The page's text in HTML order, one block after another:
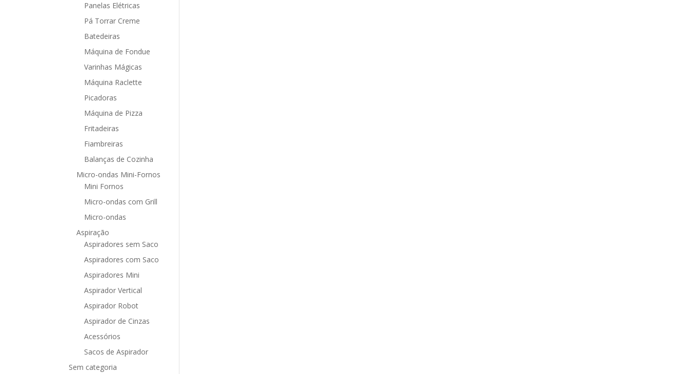
Panelas Elétricas
Pá Torrar Creme
Batedeiras
Máquina de Fondue
Varinhas Mágicas
Máquina Raclette
Picadoras
Máquina de Pizza
Fritadeiras
Fiambreiras
Balanças de Cozinha
Micro-ondas Mini-Fornos
Mini Fornos
Micro-ondas com Grill
Micro-ondas
Aspiração
Aspiradores sem Saco
Aspiradores com Saco
Aspiradores Mini
Aspirador Vertical
Aspirador Robot
Aspirador de Cinzas
Acessórios
Sacos de Aspirador
Sem categoria